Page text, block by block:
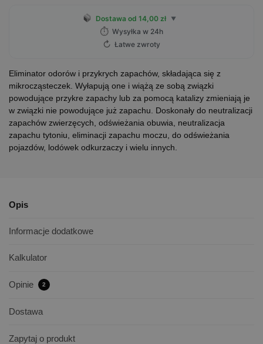
Dostawa od 14,00 zł ▼
⏱ Wysyłka w 24h
↻ Łatwe zwroty
Eliminator odorów i przykrych zapachów, składająca się z
mikrocząsteczek. Wyłapują one i wiążą ze sobą związki
powodujące przykre zapachy lub za pomocą katalizy zmieniają je
w związki nie powodujące już zapachu. Doskonały do neutralizacji
zapachów zwierzęcych, odświeżania obuwia, neutralizacja
zapachu tytoniu, eliminacji zapachu moczu, do odświeżania
pojazdów, lodówek odkurzaczy i wielu innych.
Opis
Informacje dodatkowe
Kalkulator
Opinie 2
Dostawa
Zapytaj o produkt